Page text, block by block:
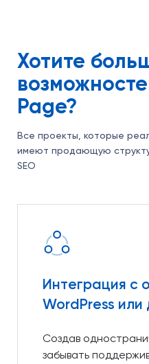
Хотите
Page?
Все проекты, которые
имеют продающую
SEO
Интеграция с
WordPress или
Создав
забывать